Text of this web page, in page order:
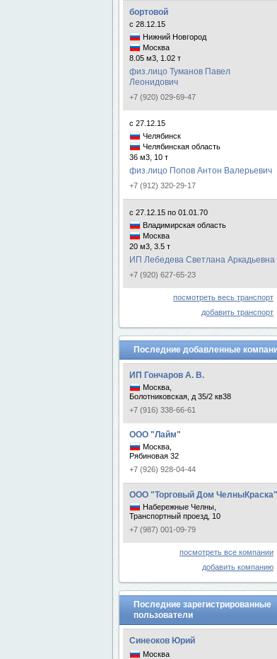
бортовой
с 28.12.15
Нижний Новгород
Москва
8.05 м3, 1.02 т
физ.лицо Туманов Павел
Леонидович
+7 (920) 029-69-47
с 27.12.15
Челябинск
Челябинская область
36 м3, 10 т
физ.лицо Попов Антон Валерьевич
+7 (912) 320-29-17
с 27.12.15 по 01.01.70
Владимирская область
Москва
20 м3, 3.5 т
ИП Лебедева Светлана Аркадьевна
+7 (920) 627-65-23
посмотреть весь транспорт
добавить транспорт
Последние добавленные
ИП Гончаров А. В.
Москва,
Болотниковская, д 35/2 кв38
+7 (916) 338-66-61
ООО "Лайм"
Москва,
Рябиновая 32
+7 (926) 928-04-44
ООО "Торговый Дом ЧелныКраска"
Набережные Челны,
Транспортный проезд, 10
+7 (987) 001-09-79
посмотреть все компании
добавить компанию
Последние зарегистрированные
пользователи
Синеоков Юрий
Москва